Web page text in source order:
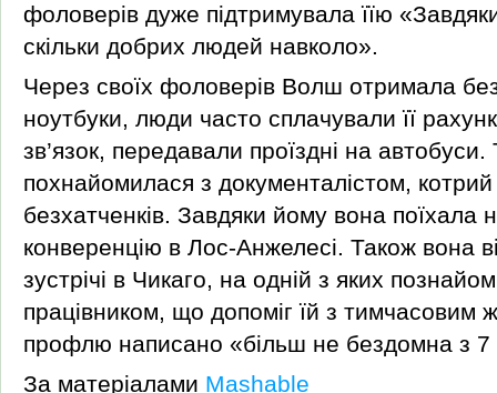
фоловерів дуже підтримувала їїю
скільки добрих людей навколо».
Через своїх фоловерів Волш отримала
ноутбуки, люди часто сплачували її
зв’язок, передавали проїздні на автобуси.
похнайомилася з документалістом,
безхатченків. Завдяки йому вона поїхала
конверенцію в Лос-Анжелесі. Також вона
зустрічі в Чикаго, на одній з яких
працівником, що допоміг їй з тимчасовим
профлю написано «більш не бездомна з 7
За матеріалами Mashable